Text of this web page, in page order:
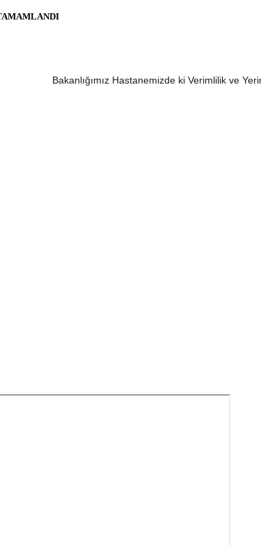
Bakanlığımız Hastanemizde ki Verimlilik ve